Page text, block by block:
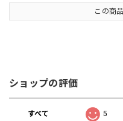
この商
ショップの評価
すべて 5